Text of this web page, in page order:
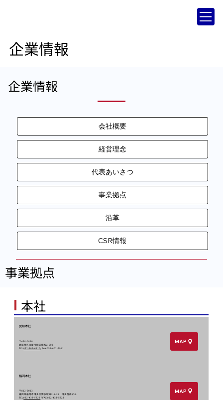
​本社
愛知本社
〒458-0820
愛知県名古屋市緑区境松2-502
TEL:052-602-6910/ FAX:052-602-6911
MAP
福岡本社
〒812-0013
福岡県福岡市博多区博多駅東2-5-28 博多偕成ビル
TEL:092-433-5822 / FAX:092-433-5823
MAP
企業情報
会社概要
経営理念
代表あいさつ
事業拠点
沿革
CSR情報
​事業拠点
企業情報